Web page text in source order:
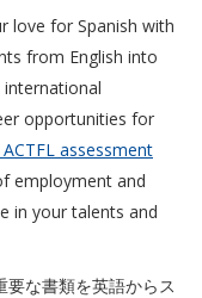
love for Spanish with
from English into
opportunities for
assessment
employment and
in your talents and
な書類を英語からス